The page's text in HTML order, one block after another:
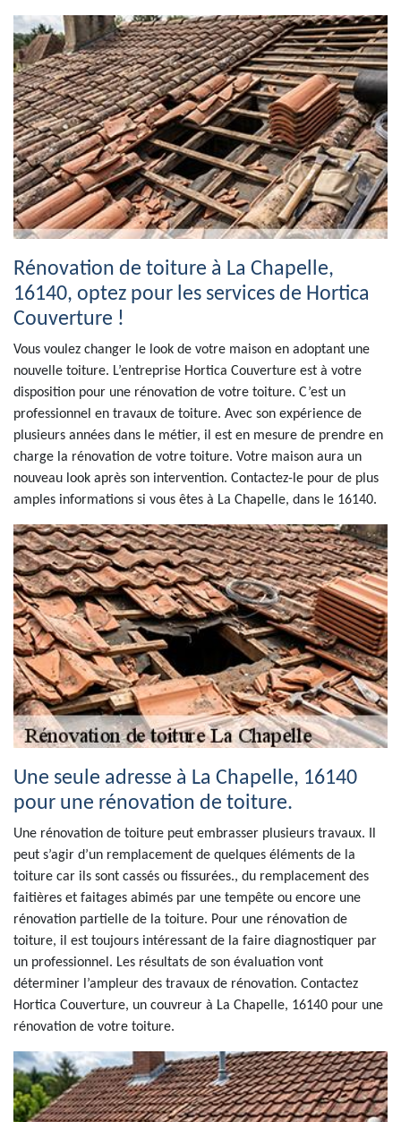
Rénovation de toiture à La Chapelle,
16140, optez pour les services de Hortica
Couverture !
Vous voulez changer le look de votre maison en adoptant une
nouvelle toiture. L’entreprise Hortica Couverture est à votre
disposition pour une rénovation de votre toiture. C’est un
professionnel en travaux de toiture. Avec son expérience de
plusieurs années dans le métier, il est en mesure de prendre en
charge la rénovation de votre toiture. Votre maison aura un
nouveau look après son intervention. Contactez-le pour de plus
amples informations si vous êtes à La Chapelle, dans le 16140.
Une seule adresse à La Chapelle, 16140
pour une rénovation de toiture.
Une rénovation de toiture peut embrasser plusieurs travaux. Il
peut s’agir d’un remplacement de quelques éléments de la
toiture car ils sont cassés ou fissurées., du remplacement des
faitières et faitages abimés par une tempête ou encore une
rénovation partielle de la toiture. Pour une rénovation de
toiture, il est toujours intéressant de la faire diagnostiquer par
un professionnel. Les résultats de son évaluation vont
déterminer l’ampleur des travaux de rénovation. Contactez
Hortica Couverture, un couvreur à La Chapelle, 16140 pour une
rénovation de votre toiture.